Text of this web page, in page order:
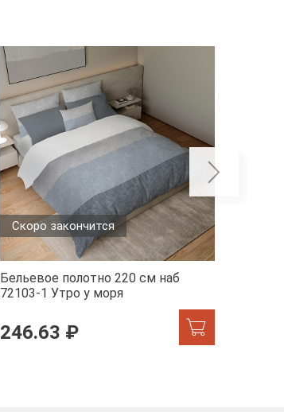
Скоро закончится
Бельевое полотно 220 см наб
72103-1 Утро у моря
246.63 ₽